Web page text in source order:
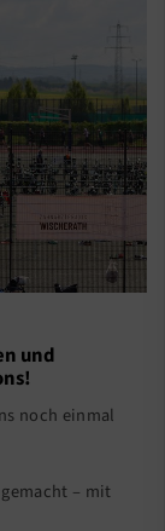
und
noch einmal
– mit